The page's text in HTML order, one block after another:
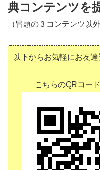
典コンテンツを
（冒頭の３コンテンツ以
以下からお気軽にお友達
こちらのQRコー